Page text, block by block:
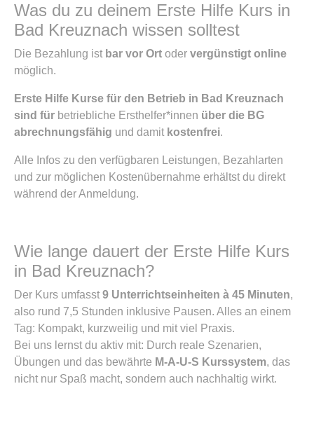
Was du zu deinem Erste Hilfe Kurs in
Bad Kreuznach wissen solltest
Die Bezahlung ist bar vor Ort oder vergünstigt online
möglich.
Erste Hilfe Kurse für den Betrieb in Bad Kreuznach
sind für betriebliche Ersthelfer*innen über die BG
abrechnungsfähig und damit kostenfrei.
Alle Infos zu den verfügbaren Leistungen, Bezahlarten
und zur möglichen Kostenübernahme erhältst du direkt
während der Anmeldung.
Wie lange dauert der Erste Hilfe Kurs
in Bad Kreuznach?
Der Kurs umfasst 9 Unterrichtseinheiten à 45 Minuten,
also rund 7,5 Stunden inklusive Pausen. Alles an einem
Tag: Kompakt, kurzweilig und mit viel Praxis.
Bei uns lernst du aktiv mit: Durch reale Szenarien,
Übungen und das bewährte M-A-U-S Kurssystem, das
nicht nur Spaß macht, sondern auch nachhaltig wirkt.